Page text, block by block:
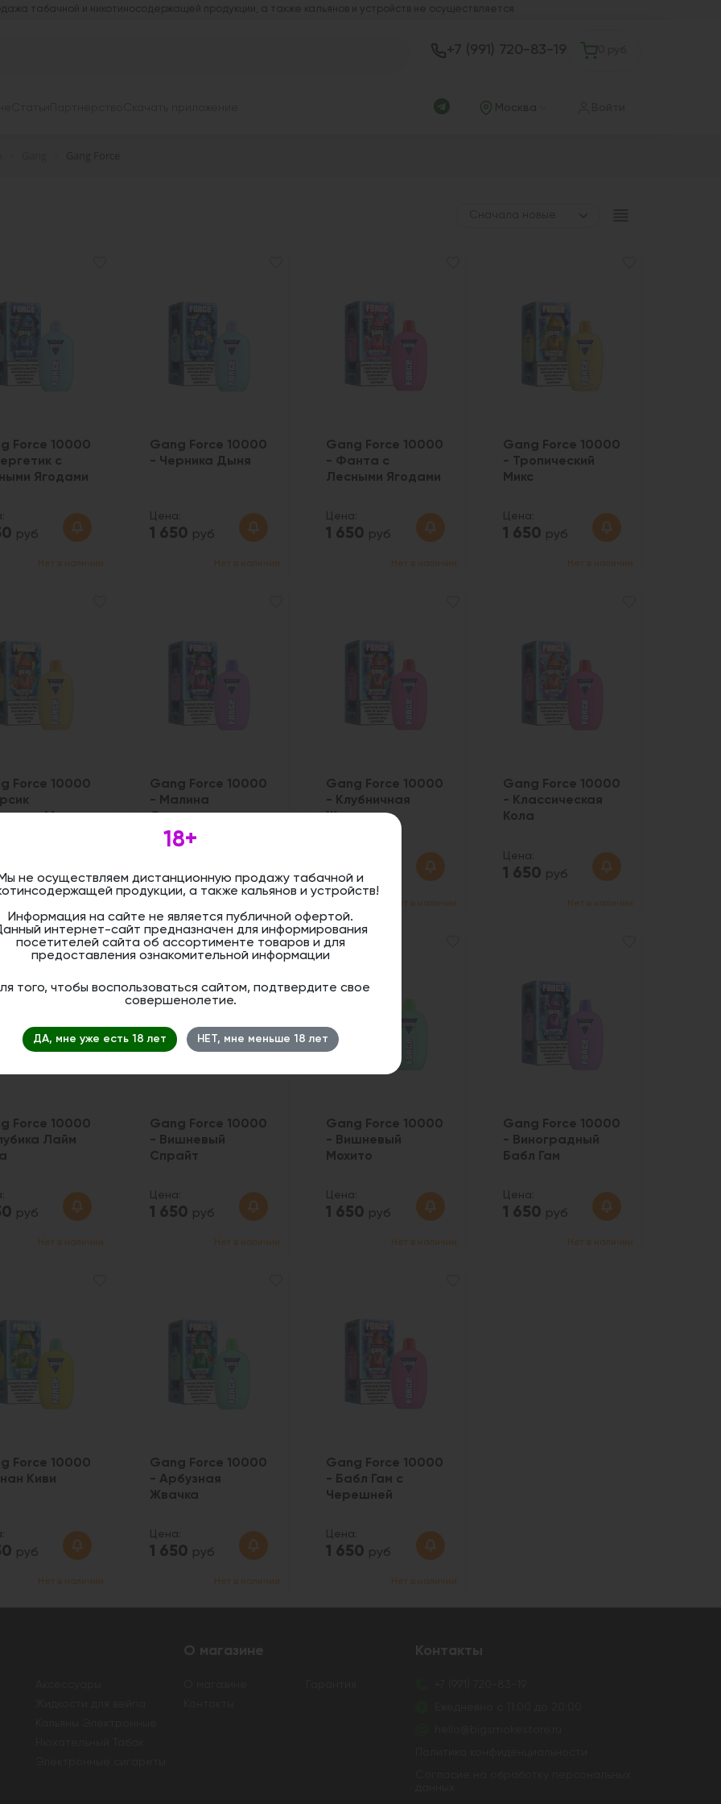
+7 (991) 720-83-19
Force 10000
с
Ягодами
руб
Нет в наличии
Gang Force 10000
- Черника Дыня
Цена:
1 650 руб
Нет в наличии
Gang Force 10000
- Фанта с
Лесными Ягодами
Цена:
1 650 руб
Нет в наличии
Gang Force 10000
- Тропический
Микс
Цена:
1 650 руб
Нет в наличии
Force 10000
Мята
руб
Gang Force 10000
- Малина
Смородина
1 650руб
Gang Force 10000
- Клубничная
Жвачка
1 650
Нет в наличии
Gang Force 10000
- Классическая
Кола
Цена:
1 650 руб
Нет в наличии
Force 10000
Лайм
руб
Нет в наличии
Gang Force 10000
- Вишневый
Спрайт
Цена:
1 650 руб
Нет в наличии
Gang Force 10000
- Вишневый
Мохито
Цена:
1 650 руб
Нет в наличии
Gang Force 10000
- Виноградный
Бабл Гам
Цена:
1 650 руб
Нет в наличии
Force 10000
Киви
руб
Нет в наличии
Gang Force 10000
- Арбузная
Жвачка
Цена:
1 650 руб
Нет в наличии
Gang Force 10000
- Бабл Гам с
Черешней
Цена:
1 650 руб
Нет в наличии
О магазине Контакты
18+
Мы не осуществляем дистанционную продажу табачной и
продукции, а также кальянов и устройств!
Информация на сайте не является публичной офертой.
интернет-сайт предназначен для информирования
посетителей сайта об ассортименте товаров и для
предоставления ознакомительной информации
того, чтобы воспользоваться сайтом, подтвердите свое
совершенолетие.
ДА, мне уже есть 18 лет НЕТ, мне меньше 18 лет